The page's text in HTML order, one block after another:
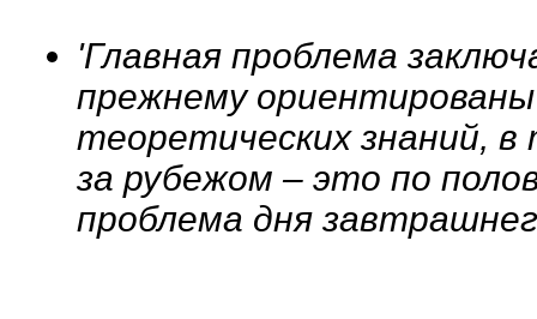
'Главная проблема
прежнему
теоретических знаний, в
за рубежом – это по
проблема дня